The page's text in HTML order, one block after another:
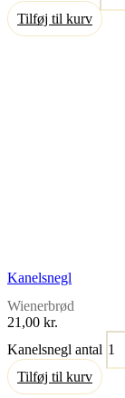
Tilføj til kurv
Kanelsnegl
Wienerbrød
21,00 kr.
Kanelsnegl antal
Tilføj til kurv